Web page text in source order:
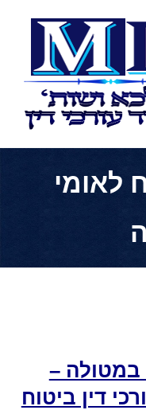
לאומי
במטולה –
דין ביטוח